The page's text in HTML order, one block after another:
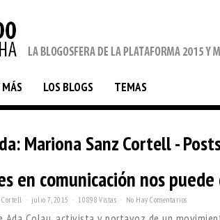
LOS BLOGS TEMAS
Mariona Sanz Cortell -
en comunicación nos puede
julio 7, 2015 10898 Vistas No Hay Comentarios